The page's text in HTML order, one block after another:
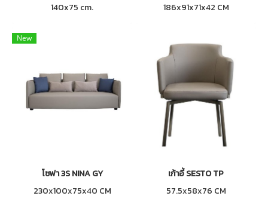
140x75 cm. 186x91x71x42 CM
New
โซฟา 3S NINA GY
230x100x75x40 CM
เก้าอี้ SESTO TP
57.5x58x76 CM